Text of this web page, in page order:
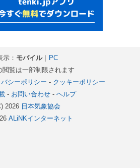
示： モバイル｜
PC
覧は一部制限されます
シーポリシー - クッキーポリシー
- お問い合わせ- ヘルプ
2026 日本気象協会
ALiNKインターネット